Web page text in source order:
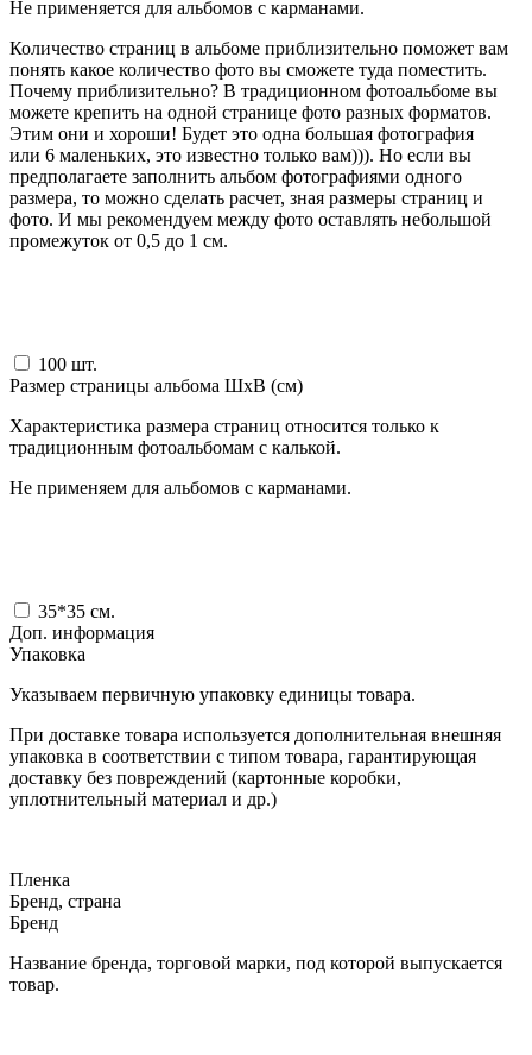
Не применяется для альбомов с карманами.
Количество страниц в альбоме приблизительно поможет вам
понять какое количество фото вы сможете туда поместить.
Почему приблизительно? В традиционном фотоальбоме вы
можете крепить на одной странице фото разных форматов.
Этим они и хороши! Будет это одна большая фотография
или 6 маленьких, это известно только вам))). Но если вы
предполагаете заполнить альбом фотографиями одного
размера, то можно сделать расчет, зная размеры страниц и
фото. И мы рекомендуем между фото оставлять небольшой
промежуток от 0,5 до 1 см.
100 шт.
Размер страницы альбома ШxВ (см)
Характеристика размера страниц относится только к
традиционным фотоальбомам с калькой.
Не применяем для альбомов с карманами.
35*35 см.
Доп. информация
Упаковка
Указываем первичную упаковку единицы товара.
При доставке товара используется дополнительная внешняя
упаковка в соответствии с типом товара, гарантирующая
доставку без повреждений (картонные коробки,
уплотнительный материал и др.)
Пленка
Бренд, страна
Бренд
Название бренда, торговой марки, под которой выпускается
товар.